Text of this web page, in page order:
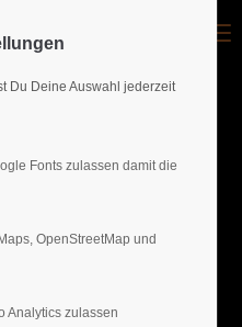
BEST
Du Deine Auswahl jederzeit
Fonts zulassen damit die
OpenStreetMap und
Analytics zulassen